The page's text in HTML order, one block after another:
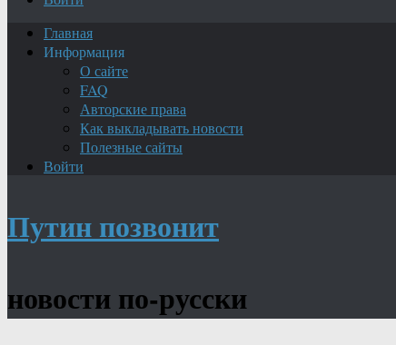
Главная
Информация
О сайте
FAQ
Авторские права
Как выкладывать новости
Полезные сайты
Войти
Путин позвонит
новости по-русски